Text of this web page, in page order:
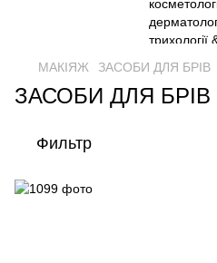
МАКІЯЖ ЗАСОБИ ДЛЯ БРІВ
ЗАСОБИ ДЛЯ БРІВ
Фильтр